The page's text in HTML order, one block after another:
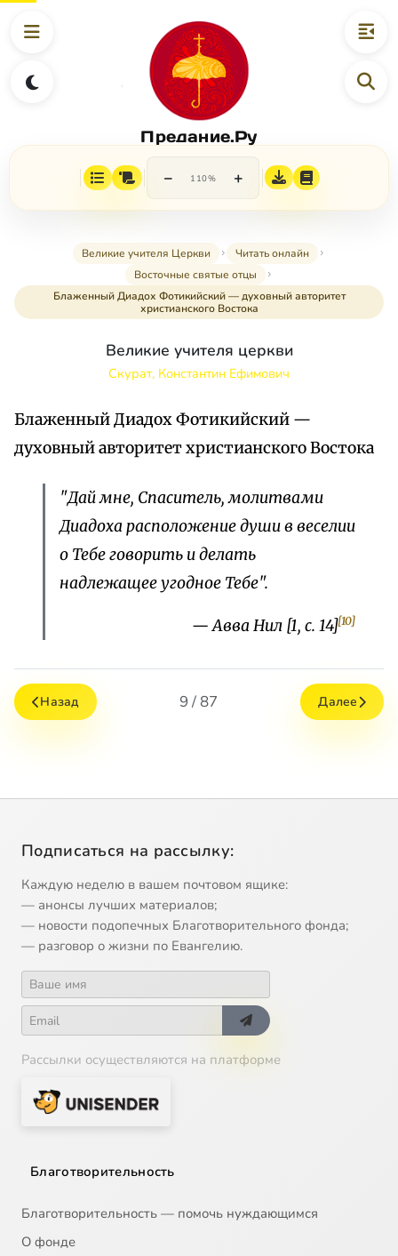
Предание.Ру
− 110% +
Великие учителя Церкви
Читать онлайн
Восточные святые отцы
Блаженный Диадох Фотикийский — духовный авторитет
христианского Востока
Великие учителя церкви
Скурат, Константин Ефимович
Блаженный Диадох Фотикийский —
духовный авторитет христианского Востока
"Дай мне, Спаситель, молитвами
Диадоха расположение души в веселии
о Тебе говорить и делать
надлежащее угодное Тебе".
— Авва Нил [1, с. 14][10]
Назад 9 / 87 Далее
Подписаться на рассылку:
Каждую неделю в вашем почтовом ящике:
— анонсы лучших материалов;
— новости подопечных Благотворительного фонда;
— разговор о жизни по Евангелию.
Рассылки осуществляются на платформе
Благотворительность
Благотворительность — помочь нуждающимся
О фонде